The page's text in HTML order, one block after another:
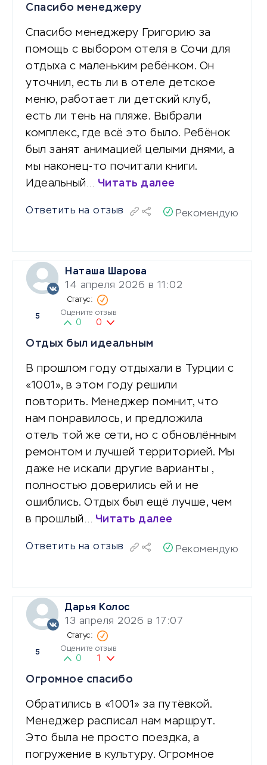
Спасибо менеджеру
Спасибо менеджеру Григорию за
помощь с выбором отеля в Сочи для
отдыха с маленьким ребёнком. Он
уточнил, есть ли в отеле детское
меню, работает ли детский клуб,
есть ли тень на пляже. Выбрали
комплекс, где всё это было. Ребёнок
был занят анимацией целыми днями, а
мы наконец-то почитали книги.
Идеальный… Читать далее
Ответить на отзыв Рекомендую
Наташа Шарова
14 апреля 2026 в 11:02
5 Оцените отзыв
0 0
Отдых был идеальным
В прошлом году отдыхали в Турции с
«1001», в этом году решили
повторить. Менеджер помнит, что
нам понравилось, и предложила
отель той же сети, но с обновлённым
ремонтом и лучшей территорией. Мы
даже не искали другие варианты ,
полностью доверились ей и не
ошиблись. Отдых был ещё лучше, чем
в прошлый… Читать далее
Ответить на отзыв Рекомендую
Дарья Колос
13 апреля 2026 в 17:07
5 Оцените отзыв
0 1
Огромное спасибо
Обратились в «1001» за путёвкой.
Менеджер расписал нам маршрут.
Это была не просто поездка, а
погружение в культуру. Огромное